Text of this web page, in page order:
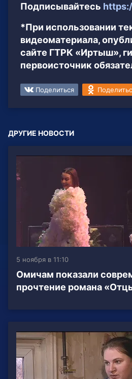
Подписывайтесь
*При использовании
видеоматериала,
сайте ГТРК «Иртыш»,
первоисточник
Поделиться
ДРУГИЕ НОВОСТИ
5 ноября в 11:10
Омичам показали
прочтение романа